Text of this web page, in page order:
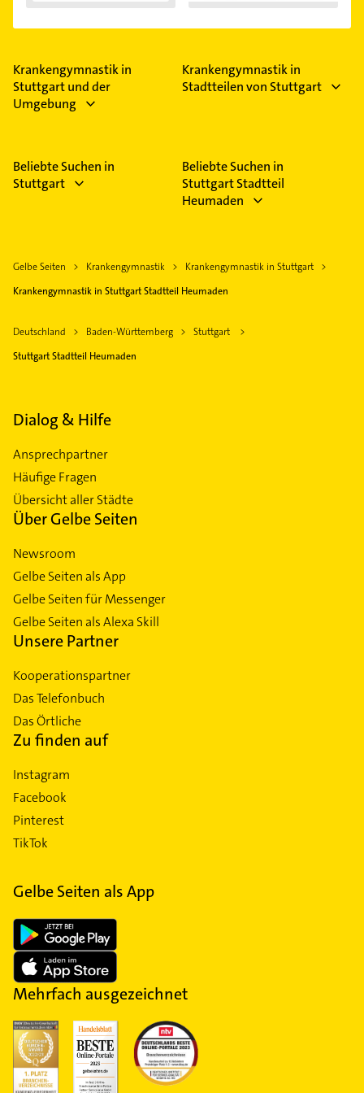
Krankengymnastik in
Stuttgart und der
Umgebung
Krankengymnastik in
Stadtteilen von Stuttgart
Beliebte Suchen in
Stuttgart
Beliebte Suchen in
Stuttgart Stadtteil
Heumaden
Gelbe Seiten Krankengymnastik
Krankengymnastik in Stuttgart
Krankengymnastik in Stuttgart Stadtteil Heumaden
Deutschland Baden-Württemberg
Stuttgart
Stuttgart Stadtteil Heumaden
Dialog & Hilfe
Ansprechpartner
Häufige Fragen
Übersicht aller Städte
Über Gelbe Seiten
Newsroom
Gelbe Seiten als App
Gelbe Seiten für Messenger
Gelbe Seiten als Alexa Skill
Unsere Partner
Kooperationspartner
Das Telefonbuch
Das Örtliche
Zu finden auf
Instagram
Facebook
Pinterest
TikTok
Gelbe Seiten als App
Mehrfach ausgezeichnet